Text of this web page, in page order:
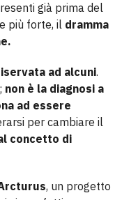
già prima del
più forte, il dramma
ad alcuni.
non è la diagnosi a
ad essere
per cambiare il
concetto di
, un progetto